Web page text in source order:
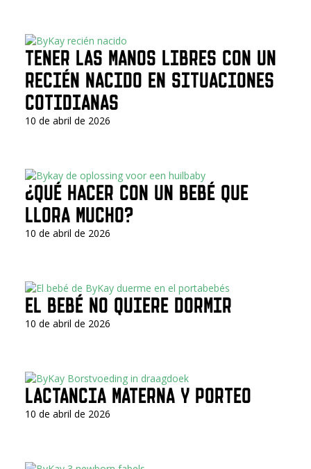
TENER LAS MANOS LIBRES CON UN
RECIÉN NACIDO EN SITUACIONES
COTIDIANAS
10 de abril de 2026
¿QUÉ HACER CON UN BEBÉ QUE
LLORA MUCHO?
10 de abril de 2026
EL BEBÉ NO QUIERE DORMIR
10 de abril de 2026
LACTANCIA MATERNA Y PORTEO
10 de abril de 2026